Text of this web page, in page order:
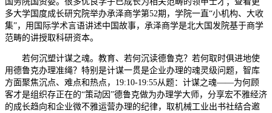
多大学国度成长研究院举办承泽商学第52期，学院一直“小机构、大收
集”，用国际学术言语讲述中国故事，承泽商学是北大国发院基于商学
范畴的讲授取科研资本。
若何沉塑计谋之魂。教育、若何沉读德鲁克？若何取时俱进地使
用德鲁克办理准绳？特别是计谋一贯是企业办理的魂灵级问题，智库
方面聚焦沉点、难点和热点，19:10-19:55从题：计谋之魂——为何顾
客才是组织存正在的“策动因”德鲁克做为办理学大师，分享宏不雅经济
的成长趋向和企业微不雅运营办理的纪律，取机械工业出书社结合邀